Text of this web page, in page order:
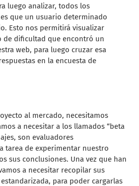
luego analizar, todos los
que un usuario determinado
Esto nos permitirá visualizar
de dificultad que encontró un
web, para luego cruzar esa
en la encuesta de
al mercado, necesitamos
a necesitar a los llamados “beta
son evaluadores
tarea de experimentar nuestro
sus conclusiones. Una vez que han
a necesitar recopilar sus
para poder cargarlas